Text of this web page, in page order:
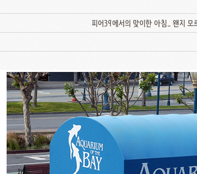
피어39에서의 맞이한 아침.. 왠지